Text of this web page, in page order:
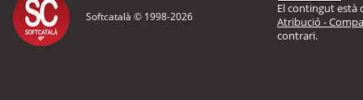
Softcatalà © 1998-2026
El contingut està
Atribució -
contrari.